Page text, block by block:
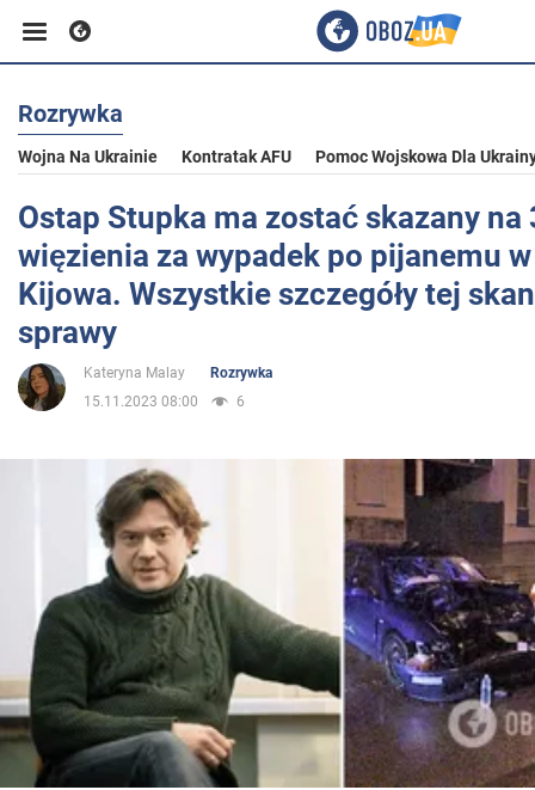
Biznes
Sport
Rozrywka
Życie
Społeczeństwo
Wojna na Ukrainie
Świat
Jedzenie
Rozrywka
Wojna Na Ukrainie Kontratak AFU Pomoc Wojskowa Dla
Ostap Stupka ma zostać skazany na
więzienia za wypadek po pijanemu
Kijowa. Wszystkie szczegóły tej
sprawy
Kateryna Malay
Rozrywka
15.11.2023 08:00
6